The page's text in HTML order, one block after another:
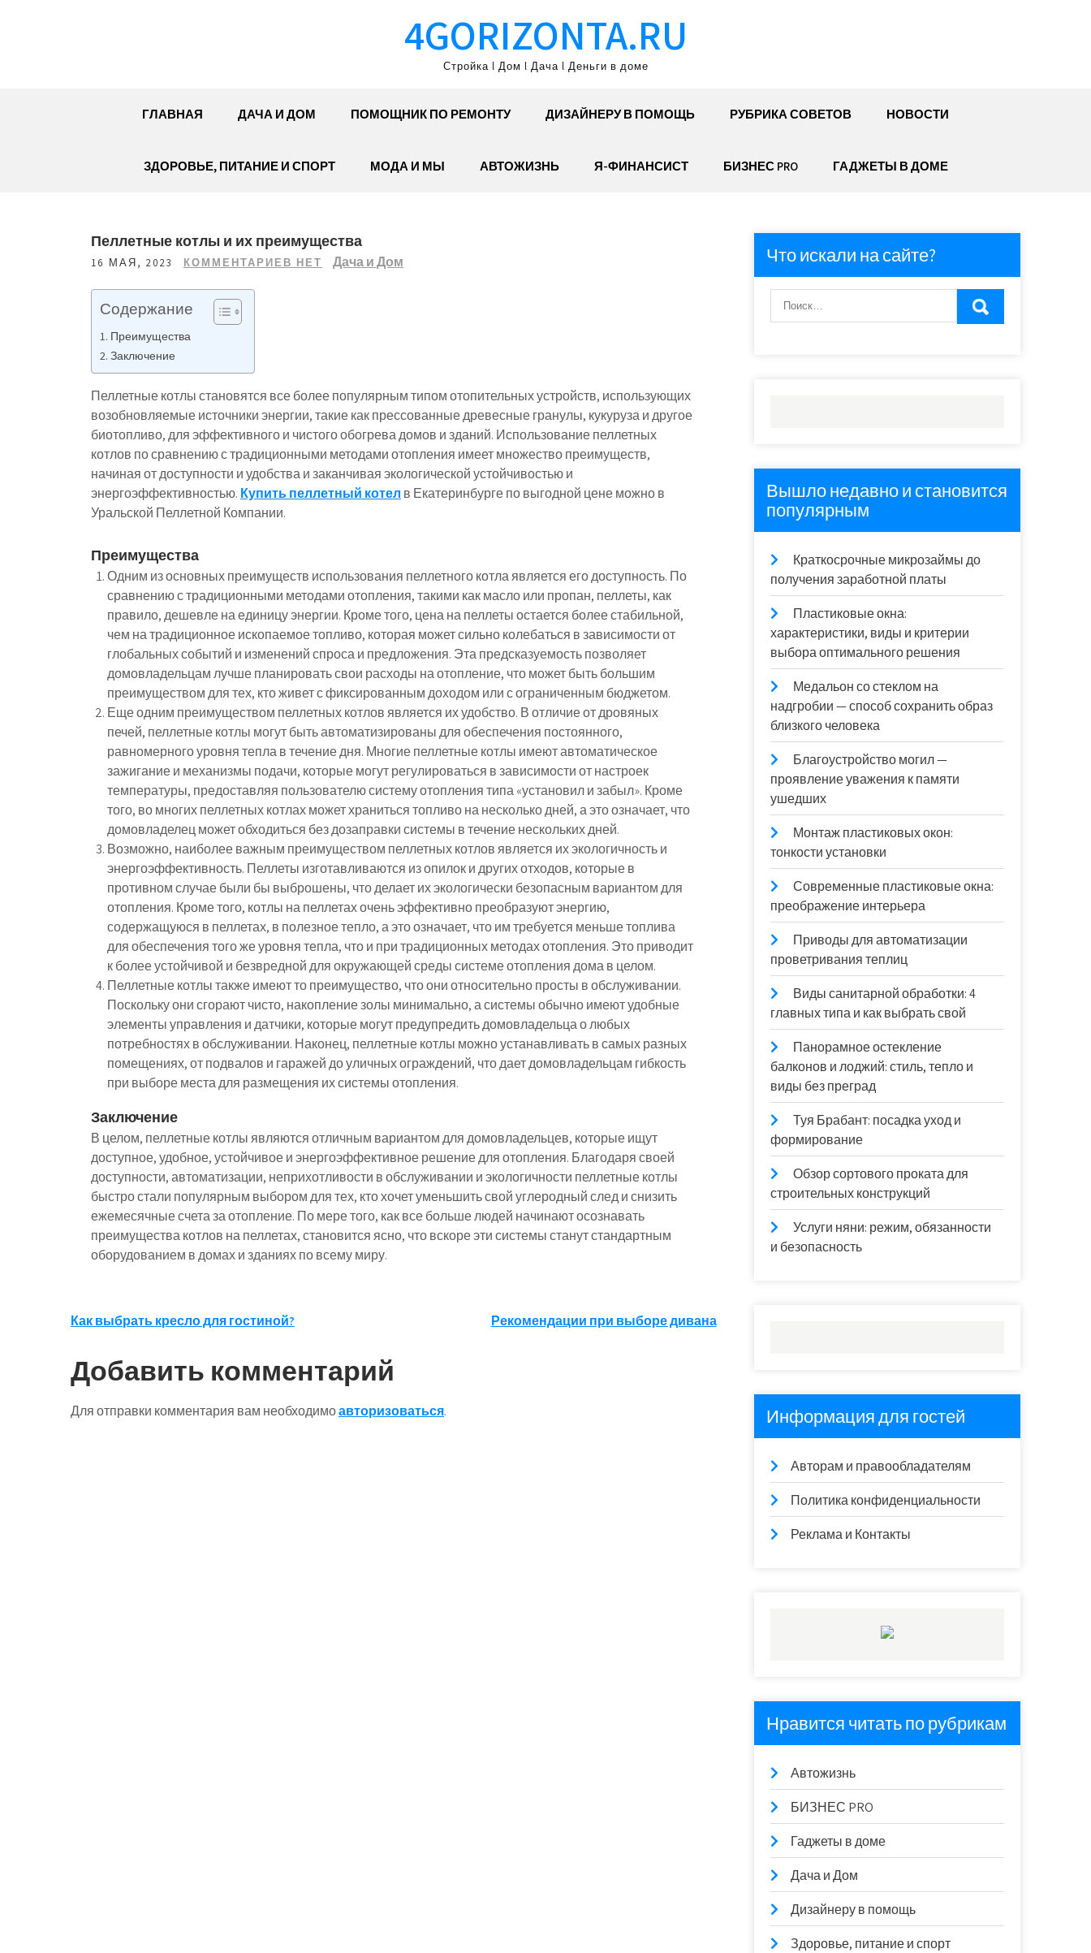
4GORIZONTA.RU
Стройка l Дом l Дача l Деньги в доме
ГЛАВНАЯ ДАЧА И ДОМ ПОМОЩНИК ПО РЕМОНТУ ДИЗАЙНЕРУ В ПОМОЩЬ РУБРИКА СОВЕТОВ НОВОСТИ
ЗДОРОВЬЕ, ПИТАНИЕ И СПОРТ МОДА И МЫ АВТОЖИЗНЬ Я-ФИНАНСИСТ БИЗНЕС PRO ГАДЖЕТЫ В ДОМЕ
Пеллетные котлы и их преимущества
16 МАЯ, 2023 КОММЕНТАРИЕВ НЕТ Дача и Дом
Содержание
Преимущества
Заключение
Пеллетные котлы становятся все более популярным типом отопительных устройств, использующих
возобновляемые источники энергии, такие как прессованные древесные гранулы, кукуруза и другое
биотопливо, для эффективного и чистого обогрева домов и зданий. Использование пеллетных
котлов по сравнению с традиционными методами отопления имеет множество преимуществ,
начиная от доступности и удобства и заканчивая экологической устойчивостью и
энергоэффективностью. Купить пеллетный котел в Екатеринбурге по выгодной цене можно в
Уральской Пеллетной Компании.
Преимущества
Одним из основных преимуществ использования пеллетного котла является его доступность. По
сравнению с традиционными методами отопления, такими как масло или пропан, пеллеты, как
правило, дешевле на единицу энергии. Кроме того, цена на пеллеты остается более стабильной,
чем на традиционное ископаемое топливо, которая может сильно колебаться в зависимости от
глобальных событий и изменений спроса и предложения. Эта предсказуемость позволяет
домовладельцам лучше планировать свои расходы на отопление, что может быть большим
преимуществом для тех, кто живет с фиксированным доходом или с ограниченным бюджетом.
Еще одним преимуществом пеллетных котлов является их удобство. В отличие от дровяных
печей, пеллетные котлы могут быть автоматизированы для обеспечения постоянного,
равномерного уровня тепла в течение дня. Многие пеллетные котлы имеют автоматическое
зажигание и механизмы подачи, которые могут регулироваться в зависимости от настроек
температуры, предоставляя пользователю систему отопления типа «установил и забыл». Кроме
того, во многих пеллетных котлах может храниться топливо на несколько дней, а это означает, что
домовладелец может обходиться без дозаправки системы в течение нескольких дней.
Возможно, наиболее важным преимуществом пеллетных котлов является их экологичность и
энергоэффективность. Пеллеты изготавливаются из опилок и других отходов, которые в
противном случае были бы выброшены, что делает их экологически безопасным вариантом для
отопления. Кроме того, котлы на пеллетах очень эффективно преобразуют энергию,
содержащуюся в пеллетах, в полезное тепло, а это означает, что им требуется меньше топлива
для обеспечения того же уровня тепла, что и при традиционных методах отопления. Это приводит
к более устойчивой и безвредной для окружающей среды системе отопления дома в целом.
Пеллетные котлы также имеют то преимущество, что они относительно просты в обслуживании.
Поскольку они сгорают чисто, накопление золы минимально, а системы обычно имеют удобные
элементы управления и датчики, которые могут предупредить домовладельца о любых
потребностях в обслуживании. Наконец, пеллетные котлы можно устанавливать в самых разных
помещениях, от подвалов и гаражей до уличных ограждений, что дает домовладельцам гибкость
при выборе места для размещения их системы отопления.
Заключение
В целом, пеллетные котлы являются отличным вариантом для домовладельцев, которые ищут
доступное, удобное, устойчивое и энергоэффективное решение для отопления. Благодаря своей
доступности, автоматизации, неприхотливости в обслуживании и экологичности пеллетные котлы
быстро стали популярным выбором для тех, кто хочет уменьшить свой углеродный след и снизить
ежемесячные счета за отопление. По мере того, как все больше людей начинают осознавать
преимущества котлов на пеллетах, становится ясно, что вскоре эти системы станут стандартным
оборудованием в домах и зданиях по всему миру.
Навигация
по
записям
Как выбрать кресло для гостиной? Рекомендации при выборе дивана
Добавить комментарий
Для отправки комментария вам необходимоавторизоваться.
Что искали на сайте?
Вышло недавно и становится
популярным
Краткосрочные микрозаймы до
получения заработной платы
Пластиковые окна:
характеристики, виды и критерии
выбора оптимального решения
Медальон со стеклом на
надгробии — способ сохранить образ
близкого человека
Благоустройство могил —
проявление уважения к памяти
ушедших
Монтаж пластиковых окон:
тонкости установки
Современные пластиковые окна:
преображение интерьера
Приводы для автоматизации
проветривания теплиц
Виды санитарной обработки: 4
главных типа и как выбрать свой
Панорамное остекление
балконов и лоджий: стиль, тепло и
виды без преград
Туя Брабант: посадка уход и
формирование
Обзор сортового проката для
строительных конструкций
Услуги няни: режим, обязанности
и безопасность
Информация для гостей
Авторам и правообладателям
Политика конфиденциальности
Реклама и Контакты
Нравится читать по рубрикам
Автожизнь
БИЗНЕС PRO
Гаджеты в доме
Дача и Дом
Дизайнеру в помощь
Здоровье, питание и спорт